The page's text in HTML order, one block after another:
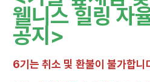
웰니스 힐링 자
공지>
6기는 취소 및 환불이 불가합니